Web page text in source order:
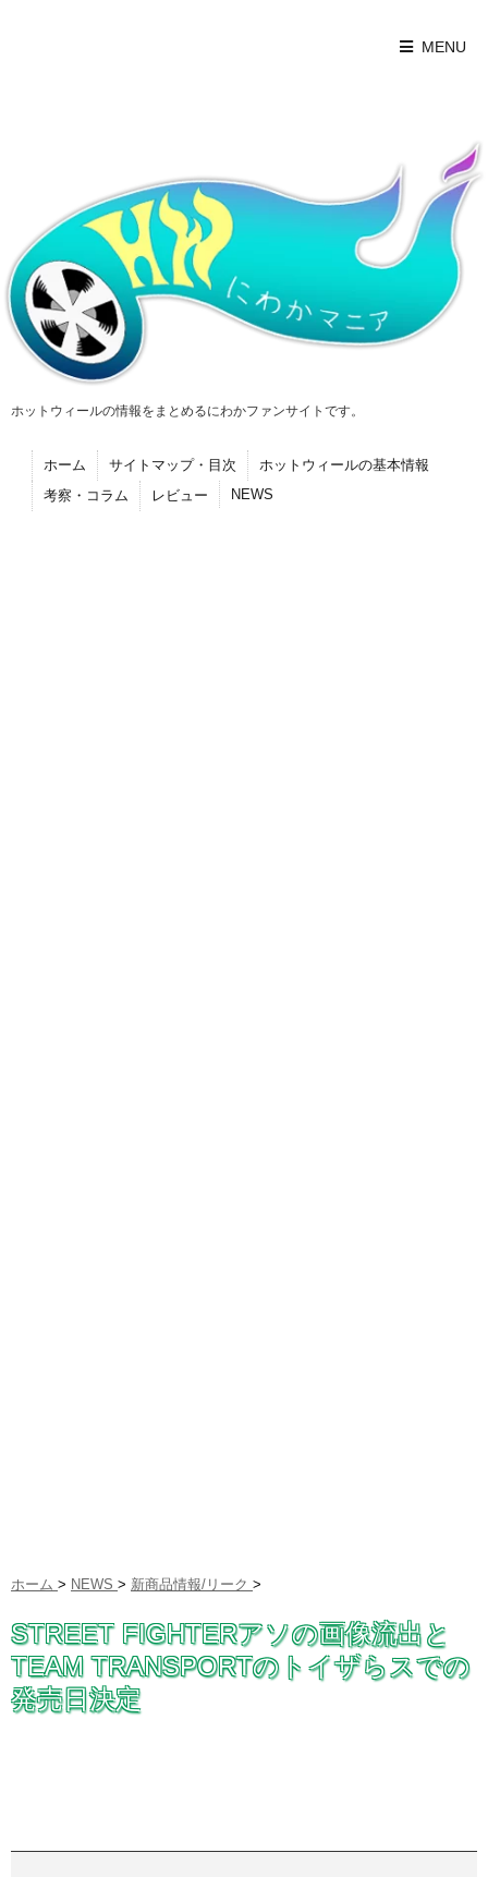
MENU
ホットウィールの情報をまとめるにわかファンサイトです。
ホーム サイトマップ・目次
ホットウィールの基本情報
考察・コラム
レビュー NEWS
ホーム > NEWS > 新商品情報/リーク >
STREET FIGHTERアソの画像流出と
TEAM TRANSPORTのトイザらスでの
発売日決定